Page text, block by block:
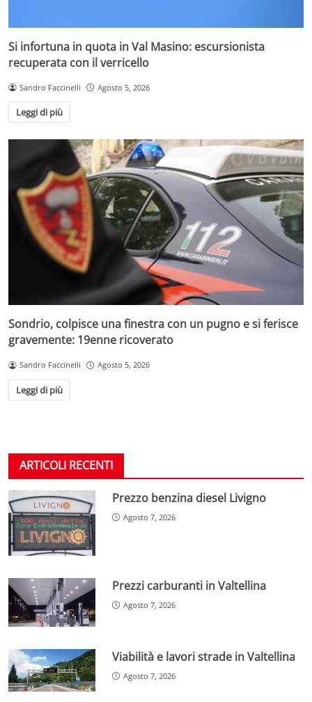
Si infortuna in quota in Val Masino: escursionista
recuperata con il verricello
Sandro Faccinelli Agosto 5, 2026
Leggi di più
Sondrio, colpisce una finestra con un pugno e si ferisce
gravemente: 19enne ricoverato
Sandro Faccinelli Agosto 5, 2026
Leggi di più
ARTICOLI RECENTI
Prezzo benzina diesel Livigno
Agosto 7, 2026
Prezzi carburanti in Valtellina
Agosto 7, 2026
Viabilità e lavori strade in Valtellina
Agosto 7, 2026